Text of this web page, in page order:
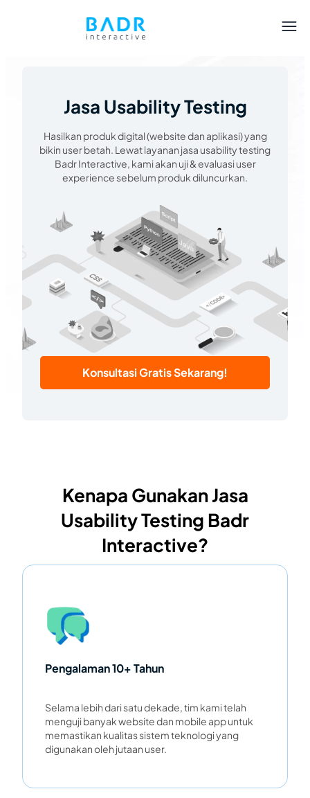
Jasa Usability Testing
Hasilkan produk digital (website dan aplikasi) yang
bikin user betah. Lewat layanan jasa usability testing
Badr Interactive, kami akan uji & evaluasi user
experience sebelum produk diluncurkan.
Konsultasi Gratis Sekarang!
Kenapa Gunakan Jasa
Usability Testing Badr
Interactive?
Pengalaman 10+ Tahun
Selama lebih dari satu dekade, tim kami telah
menguji banyak website dan mobile app untuk
memastikan kualitas sistem teknologi yang
digunakan oleh jutaan user.